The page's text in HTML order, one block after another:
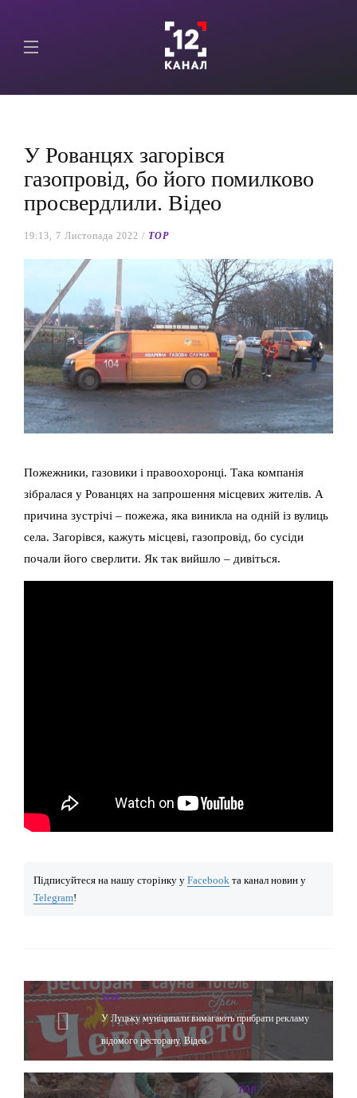
У Рованцях загорівся
газопровід, бо його помилково
просвердлили. Відео
19:13, 7 Листопада 2022 / TOP
Пожежники, газовики і правоохоронці. Така компанія
зібралася у Рованцях на запрошення місцевих жителів. А
причина зустрічі – пожежа, яка виникла на одній із вулиць
села. Загорівся, кажуть місцеві, газопровід, бо сусіди
почали його сверлити. Як так вийшло – дивіться.
Підписуйтеся на нашу сторінку у Facebook та канал новин у
Telegram!
TOP
У Луцьку муніципали вимагають прибрати рекламу
відомого ресторану. Відео
TOP